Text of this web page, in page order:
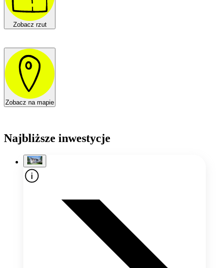
Zobacz rzut
Zobacz na mapie
Najbliższe inwestycje